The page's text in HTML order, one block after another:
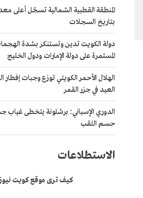
المنطقة القطبية الشمالية تسجّل أعلى
بتاريخ السجلات
دولة الكويت تدين وتستنكر بشدة الهجمات
المستمرة على دولة الإمارات ودول الخليج
الهلال الأحمر الكويتي توزع وجبات
العيد في جزر القمر
الدوري الإسباني: برشلونة يتخطى غياب
حسم اللقب
الاستطلاعات
كيف ترى موقع كويت